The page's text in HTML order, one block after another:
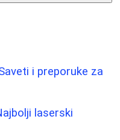
i preporuke za
laserski